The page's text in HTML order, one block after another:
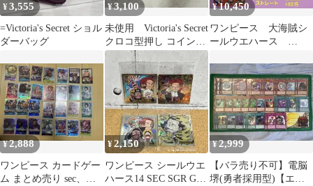
¥3,555
=Victoria's Secret ショル
ダーバッグ
¥3,100
未使用 Victoria's Secret
クロコ型押し コインケ
ース
¥10,450
ワンピース 大海賊シ
ールウエハース
（14弾）
¥2,888
ワンピース カードゲー
ム まとめ売り sec、パ
¥2,150
ワンピース シールウエ
ハース14 SEC SGR GR
¥2,999
【バラ売り不可】電脳
堺(勇者採用型)【エク